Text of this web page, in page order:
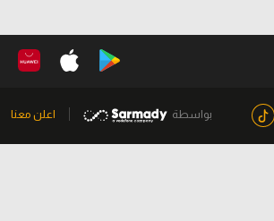
بواسطة اعلن معنا